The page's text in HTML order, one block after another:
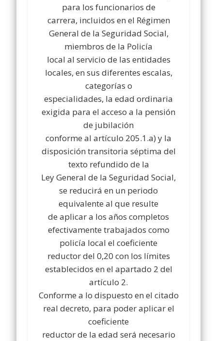
para los funcionarios de
carrera, incluidos en el Régimen
General de la Seguridad Social,
miembros de la Policía
local al servicio de las entidades
locales, en sus diferentes escalas,
categorías o
especialidades, la edad ordinaria
exigida para el acceso a la pensión
de jubilación
conforme al artículo 205.1.a) y la
disposición transitoria séptima del
texto refundido de la
Ley General de la Seguridad Social,
se reducirá en un periodo
equivalente al que resulte
de aplicar a los años completos
efectivamente trabajados como
policía local el coeficiente
reductor del 0,20 con los límites
establecidos en el apartado 2 del
artículo 2.
Conforme a lo dispuesto en el citado
real decreto, para poder aplicar el
coeficiente
reductor de la edad será necesario